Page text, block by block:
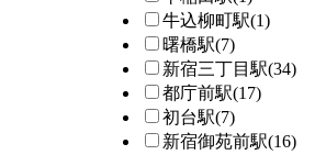
牛込柳町駅(1)
曙橋駅(7)
新宿三丁目駅(34)
都庁前駅(17)
初台駅(7)
新宿御苑前駅(16)